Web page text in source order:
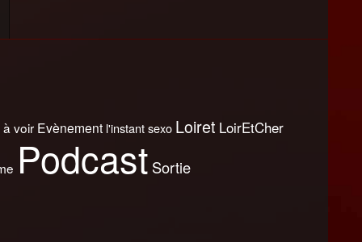
voir Evènement l'instant sexo Loiret LoirEtCher
Podcast Sortie